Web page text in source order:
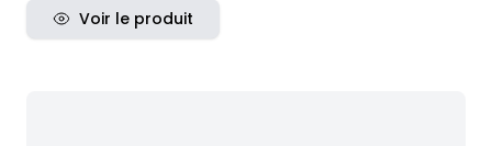
Voir le produit